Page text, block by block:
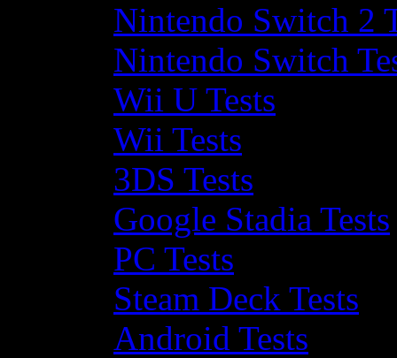
Nintendo Switch 2
Nintendo Switch
Wii U Tests
Wii Tests
3DS Tests
Google Stadia Tests
PC Tests
Steam Deck Tests
Android Tests